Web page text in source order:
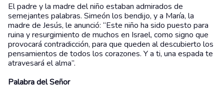
El padre y la madre del niño estaban admirados de
semejantes palabras. Simeón los bendijo, y a María, la
madre de Jesús, le anunció: “Este niño ha sido puesto para
ruina y resurgimiento de muchos en Israel, como signo que
provocará contradicción, para que queden al descubierto los
pensamientos de todos los corazones. Y a ti, una espada te
atravesará el alma”.
Palabra del Señor